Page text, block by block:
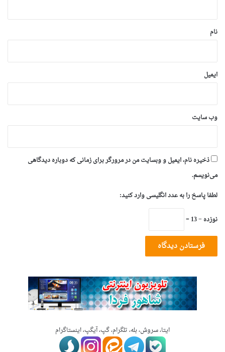
نام
ایمیل
وب‌ سایت
ذخیره نام، ایمیل و وبسایت من در مرورگر برای زمانی که دوباره دیدگاهی
می‌نویسم.
لطفا پاسخ را به عدد انگلیسی وارد کنید:
نوزده − 13 =
ایتا، سروش، بله، تلگرام، گپ، آیگپ، اینستاگرام